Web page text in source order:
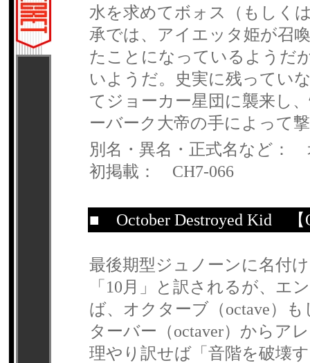
水を求めてボォス（もしく
承では、アイエッタ姫が召
たことになっているようだ
いようだ。史実に残ってい
てジョーカー星団に襲来し
ーバーク大帝の手によって
別名・異名・正式名など：
初掲載： CH7-066
■ October Destroyed Kid 【
最後期型ジュノーンに名付
「10月」と訳されるが、エ
ば、オクターブ（octave）
ターバー（octaver）からア
理やり訳せば「音階を破壊